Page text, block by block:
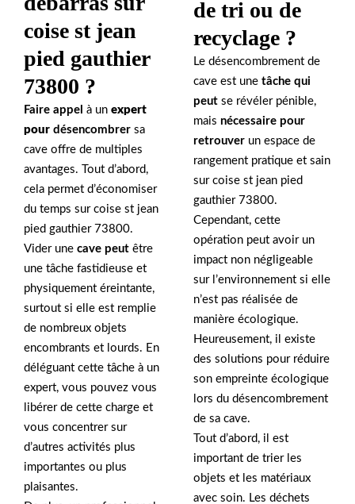
coise st jean
pied gauthier
73800 ?
Faire appel à un expert
pour désencombrer sa
cave offre de multiples
avantages. Tout d’abord,
cela permet d’économiser
du temps sur coise st jean
pied gauthier 73800.
Vider une cave peut être
une tâche fastidieuse et
physiquement éreintante,
surtout si elle est remplie
de nombreux objets
encombrants et lourds. En
déléguant cette tâche à un
expert, vous pouvez vous
libérer de cette charge et
vous concentrer sur
d’autres activités plus
importantes ou plus
plaisantes.
de tri ou de
recyclage ?
Le désencombrement de
cave est une tâche qui
peut se révéler pénible,
mais nécessaire pour
retrouver un espace de
rangement pratique et sain
sur coise st jean pied
gauthier 73800.
Cependant, cette
opération peut avoir un
impact non négligeable
sur l’environnement si elle
n’est pas réalisée de
manière écologique.
Heureusement, il existe
des solutions pour réduire
son empreinte écologique
lors du désencombrement
de sa cave.
Tout d’abord, il est
important de trier les
objets et les matériaux
avec soin. Les déchets